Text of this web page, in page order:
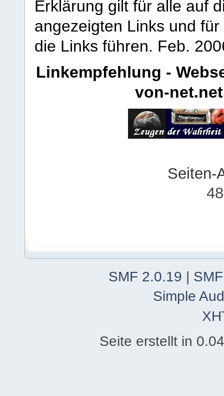
Erklärung gilt für alle auf
angezeigten Links und
die Links führen. Feb.
Linkempfehlung -
von-net.net
Seiten-
SMF 2.0.19 |
Simple
Seite erstellt in